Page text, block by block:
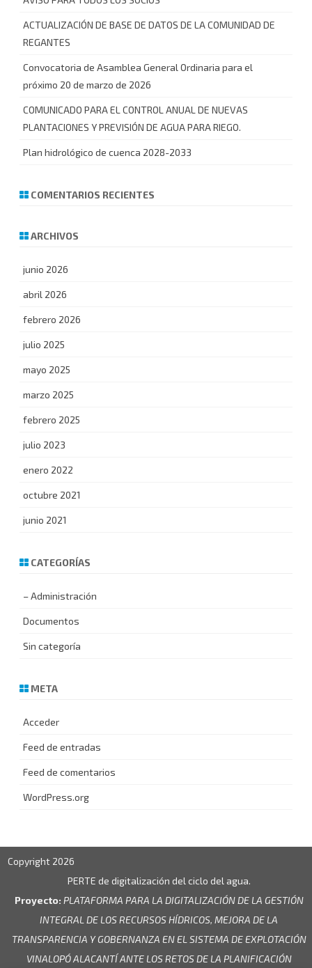
ACTUALIZACIÓN DE BASE DE DATOS DE LA COMUNIDAD DE
REGANTES
Convocatoria de Asamblea General Ordinaria para el
próximo 20 de marzo de 2026
COMUNICADO PARA EL CONTROL ANUAL DE NUEVAS
PLANTACIONES Y PREVISIÓN DE AGUA PARA RIEGO.
Plan hidrológico de cuenca 2028-2033
COMENTARIOS RECIENTES
ARCHIVOS
junio 2026
abril 2026
febrero 2026
julio 2025
mayo 2025
marzo 2025
febrero 2025
julio 2023
enero 2022
octubre 2021
junio 2021
CATEGORÍAS
– Administración
Documentos
Sin categoría
META
Acceder
Feed de entradas
Feed de comentarios
WordPress.org
Copyright 2026
PERTE de digitalización del ciclo del agua.
Proyecto: PLATAFORMA PARA LA DIGITALIZACIÓN DE LA GESTIÓN
INTEGRAL DE LOS RECURSOS HÍDRICOS, MEJORA DE LA
TRANSPARENCIA Y GOBERNANZA EN EL SISTEMA DE EXPLOTACIÓN
VINALOPÓ ALACANTÍ ANTE LOS RETOS DE LA PLANIFICACIÓN